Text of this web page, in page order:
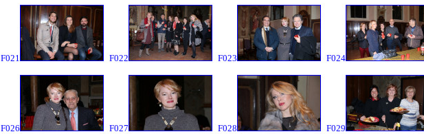
F021 F022 F023 F024
F026 F027 F028 F029